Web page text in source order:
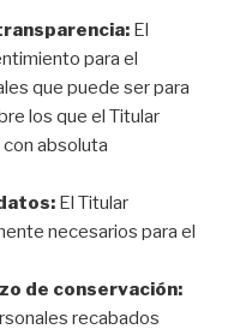
El
para el
que puede ser para
los que el Titular
absoluta
El Titular
necesarios para el
de conservación:
recabados